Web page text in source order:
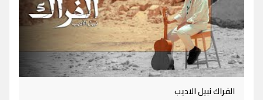
الفراك نبيل الاديب